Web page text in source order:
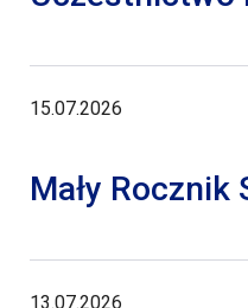
15.07.2026
Mały
13.07.2026